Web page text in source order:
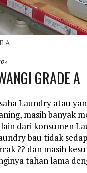
A
GRADE A
Laundry atau
masih banyak
dari konsumen
bau tidak
?? dan masih
tahan lama